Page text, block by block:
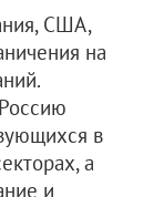
США,
на
в
а
и